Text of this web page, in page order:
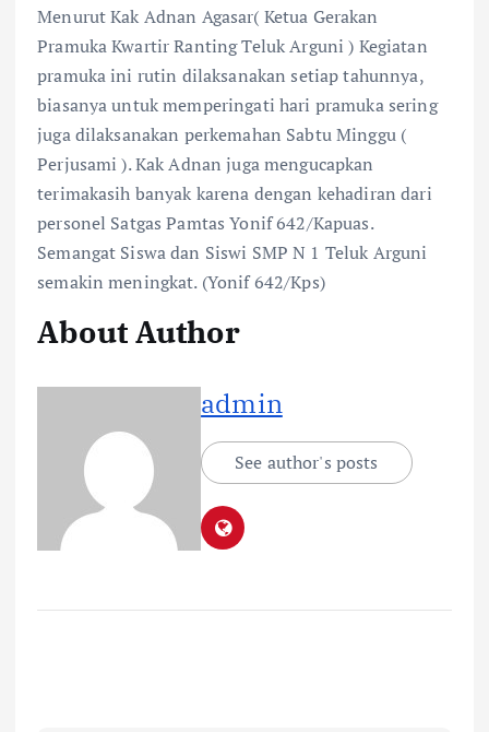
Menurut Kak Adnan Agasar( Ketua Gerakan
Pramuka Kwartir Ranting Teluk Arguni ) Kegiatan
pramuka ini rutin dilaksanakan setiap tahunnya,
biasanya untuk memperingati hari pramuka sering
juga dilaksanakan perkemahan Sabtu Minggu (
Perjusami ). Kak Adnan juga mengucapkan
terimakasih banyak karena dengan kehadiran dari
personel Satgas Pamtas Yonif 642/Kapuas.
Semangat Siswa dan Siswi SMP N 1 Teluk Arguni
semakin meningkat. (Yonif 642/Kps)
About Author
admin
See author's posts